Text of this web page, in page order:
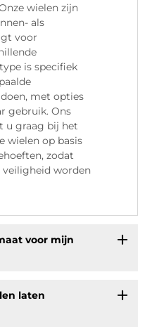
wielen zijn
als
voor
is specifiek
met opties
gebruik. Ons
u graag bij het
wielen op basis
zodat
worden
voor mijn
laten